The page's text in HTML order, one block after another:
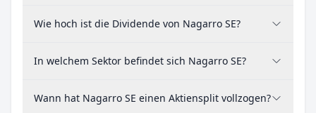
Wie hoch ist die Dividende von Nagarro SE?
In welchem Sektor befindet sich Nagarro SE?
Wann hat Nagarro SE einen Aktiensplit vollzogen?